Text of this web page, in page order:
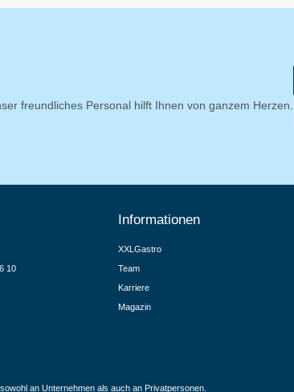
freundliches Personal hilft Ihnen von ganzem Herzen.
10
Informationen
XXLGastro
Team
Karriere
Magazin
an Unternehmen als auch an Privatpersonen.